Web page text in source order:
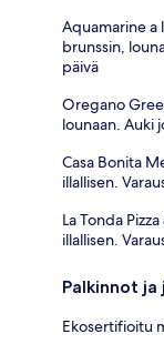
Aquamarine a
brunssin,
päivä
Oregano
lounaan. Auki
Casa Bonita
illallisen.
La Tonda
illallisen.
Palkinnot
Ekosertifioitu